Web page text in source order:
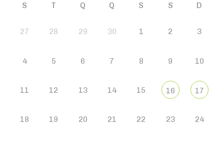
S T Q Q S S D
27 28 29 30 1 2 3
4 5 6 7 8 9 10
11 12 13 14 15 16 17
18 19 20 21 22 23 24